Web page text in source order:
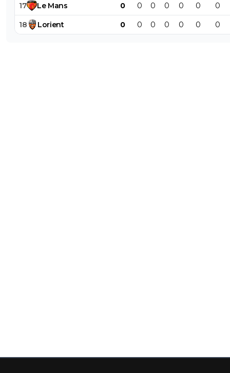
17 Le Mans 0 0 0 0 0 0 0
18 Lorient 0 0 0 0 0 0 0